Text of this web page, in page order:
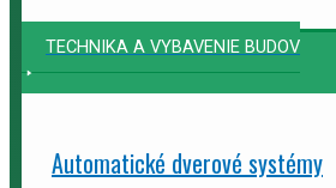
TECHNIKA A VYBAVENIE BUDOV
Automatické dverové systémy